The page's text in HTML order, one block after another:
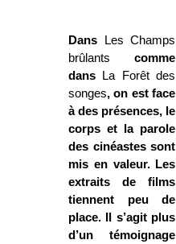
Dans Les Champs
brûlants comme
dans La Forêt des
songes, on est face
à des présences, le
corps et la parole
des cinéastes sont
mis en valeur. Les
extraits de films
tiennent peu de
place. Il s’agit plus
d’un témoignage